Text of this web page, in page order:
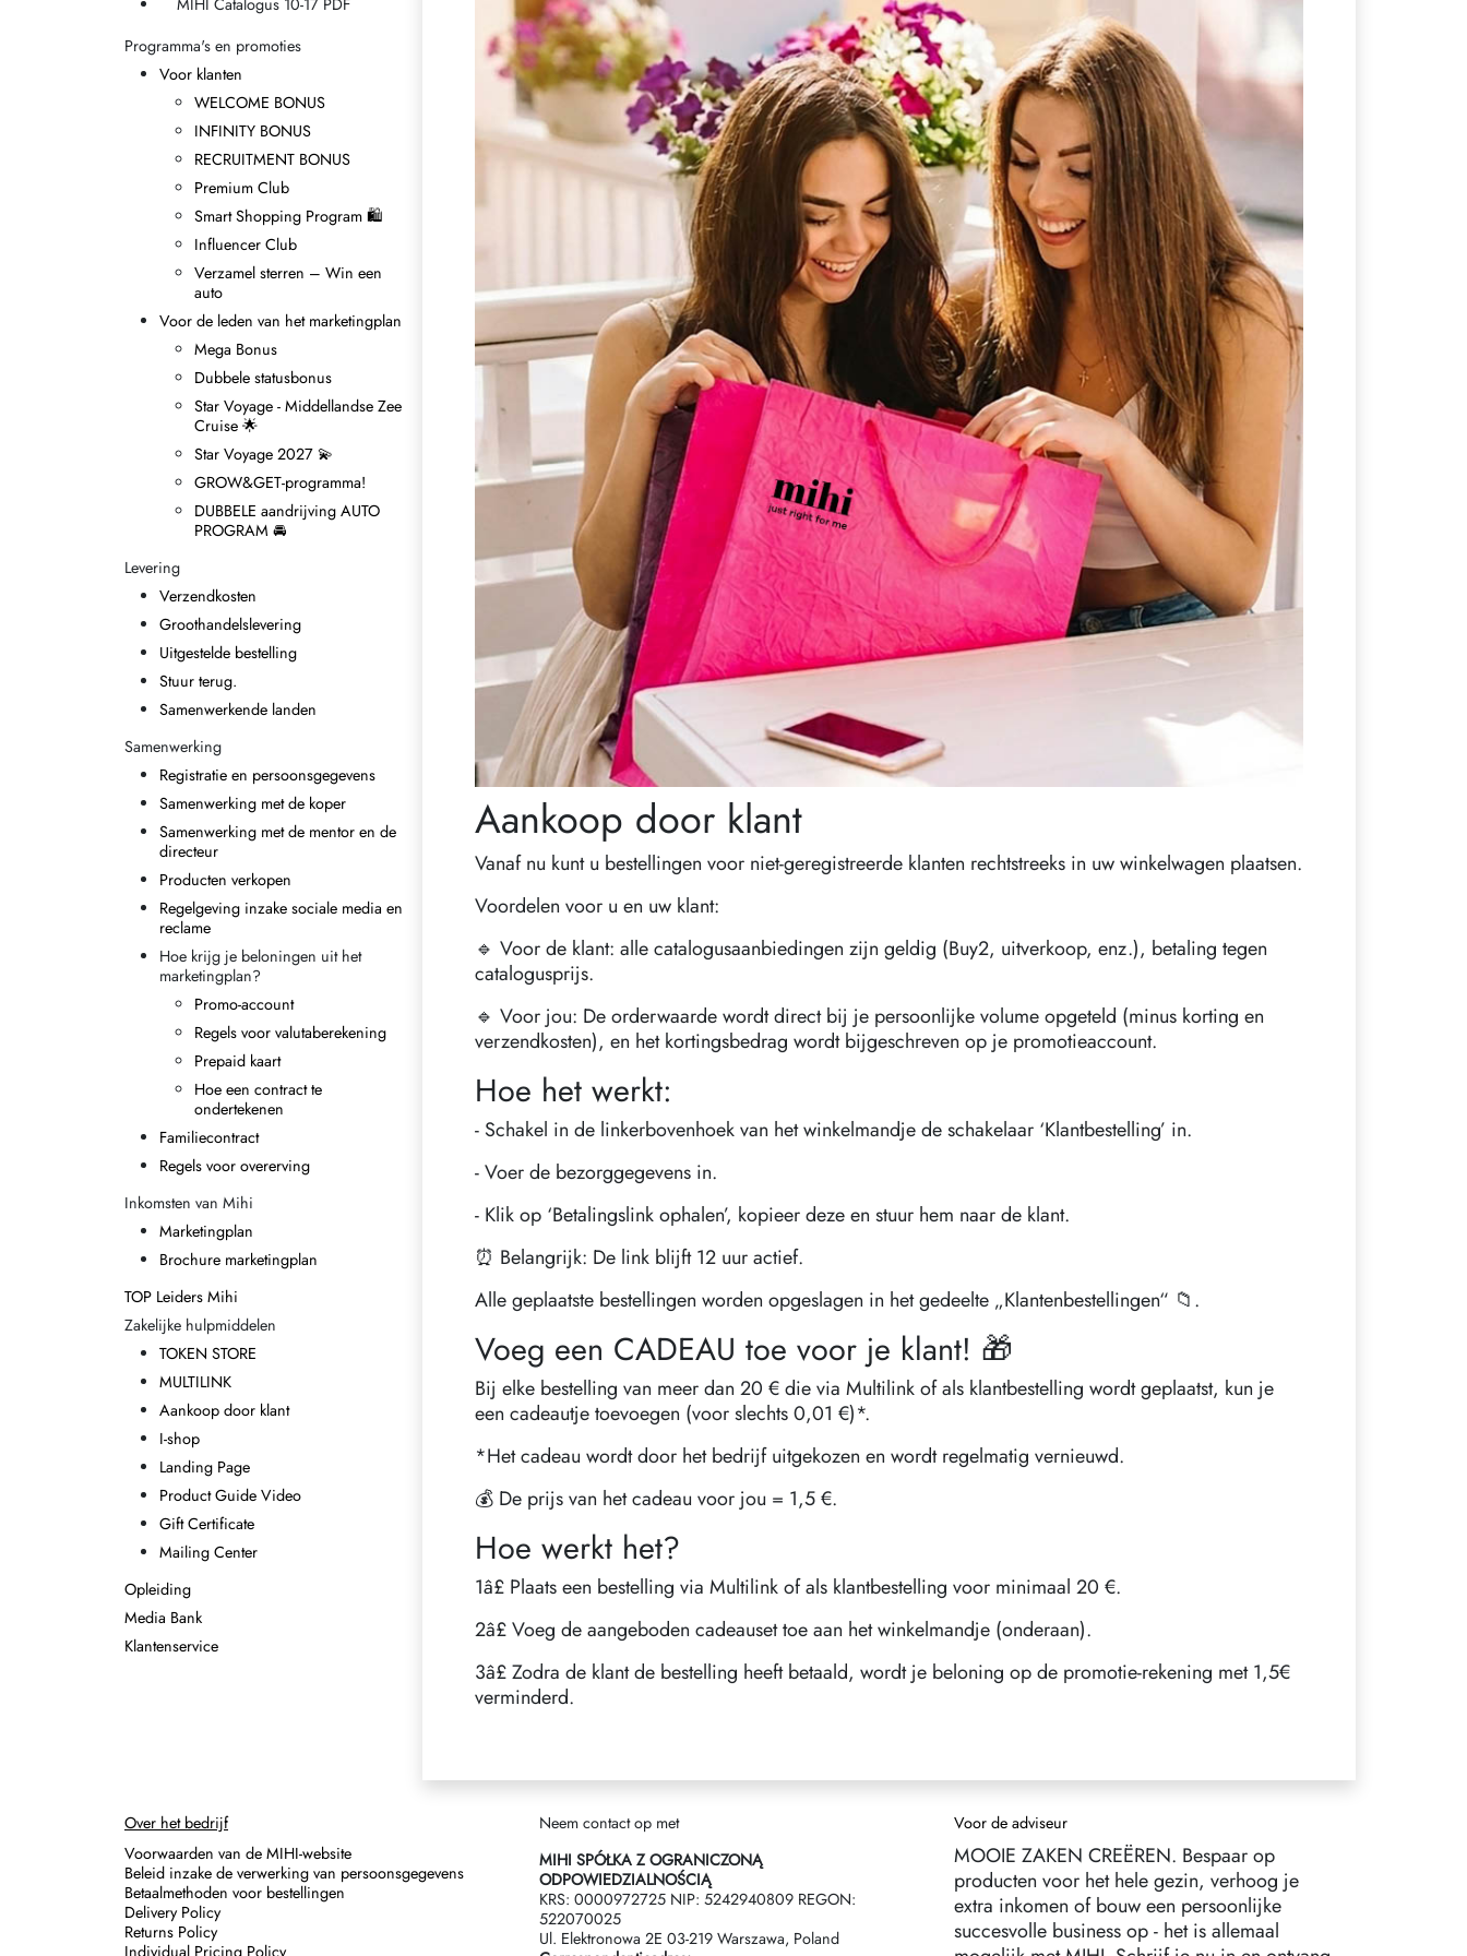
MIHI Catalogus 10-17 PDF
Programma's en promoties
Voor klanten
WELCOME BONUS
INFINITY BONUS
RECRUITMENT BONUS
Premium Club
Smart Shopping Program 🛍
Influencer Club
Verzamel sterren – Win een
auto
Voor de leden van het marketingplan
Mega Bonus
Dubbele statusbonus
Star Voyage - Middellandse Zee
Cruise 🌟
Star Voyage 2027 💫
GROW&GET-programma!
DUBBELE aandrijving AUTO
PROGRAM 🚘
Levering
Verzendkosten
Groothandelslevering
Uitgestelde bestelling
Stuur terug.
Samenwerkende landen
Samenwerking
Registratie en persoonsgegevens
Samenwerking met de koper
Samenwerking met de mentor en de
directeur
Producten verkopen
Regelgeving inzake sociale media en
reclame
Hoe krijg je beloningen uit het
marketingplan?
Promo-account
Regels voor valutaberekening
Prepaid kaart
Hoe een contract te
ondertekenen
Familiecontract
Regels voor overerving
Inkomsten van Mihi
Marketingplan
Brochure marketingplan
TOP Leiders Mihi
Zakelijke hulpmiddelen
TOKEN STORE
MULTILINK
Aankoop door klant
I-shop
Landing Page
Product Guide Video
Gift Certificate
Mailing Center
Opleiding
Media Bank
Klantenservice
Aankoop door klant
Vanaf nu kunt u bestellingen voor niet-geregistreerde klanten rechtstreeks in uw winkelwagen plaatsen.
Voordelen voor u en uw klant:
🔹 Voor de klant: alle catalogusaanbiedingen zijn geldig (Buy2, uitverkoop, enz.), betaling tegen
catalogusprijs.
🔹 Voor jou: De orderwaarde wordt direct bij je persoonlijke volume opgeteld (minus korting en
verzendkosten), en het kortingsbedrag wordt bijgeschreven op je promotieaccount.
Hoe het werkt:
- Schakel in de linkerbovenhoek van het winkelmandje de schakelaar ‘Klantbestelling’ in.
- Voer de bezorggegevens in.
- Klik op ‘Betalingslink ophalen’, kopieer deze en stuur hem naar de klant.
⏰ Belangrijk: De link blijft 12 uur actief.
Alle geplaatste bestellingen worden opgeslagen in het gedeelte „Klantenbestellingen“ 📁.
Voeg een CADEAU toe voor je klant! 🎁
Bij elke bestelling van meer dan 20 € die via Multilink of als klantbestelling wordt geplaatst, kun je
een cadeautje toevoegen (voor slechts 0,01 €)*.
*Het cadeau wordt door het bedrijf uitgekozen en wordt regelmatig vernieuwd.
💰 De prijs van het cadeau voor jou = 1,5 €.
Hoe werkt het?
1️â£ Plaats een bestelling via Multilink of als klantbestelling voor minimaal 20 €.
2️â£ Voeg de aangeboden cadeauset toe aan het winkelmandje (onderaan).
3️â£ Zodra de klant de bestelling heeft betaald, wordt je beloning op de promotie-rekening met 1,5€
verminderd.
Over het bedrijf
Voorwaarden van de MIHI-website
Beleid inzake de verwerking van persoonsgegevens
Betaalmethoden voor bestellingen
Delivery Policy
Returns Policy
Individual Pricing Policy
Neem contact op met
MIHI SPÓŁKA Z OGRANICZONĄ
ODPOWIEDZIALNOŚCIĄ
KRS: 0000972725 NIP: 5242940809 REGON:
522070025
Ul. Elektronowa 2Е 03-219 Warszawa, Poland
Voor de adviseur
MOOIE ZAKEN CREËREN. Bespaar op
producten voor het hele gezin, verhoog je
extra inkomen of bouw een persoonlijke
succesvolle business op - het is allemaal